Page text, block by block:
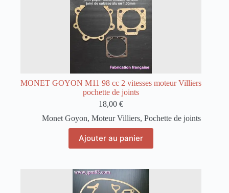
MONET GOYON M11 98 cc 2 vitesses moteur Villiers
pochette de joints
18,00€
Monet Goyon, Moteur Villiers, Pochette de joints
Ajouter au panier